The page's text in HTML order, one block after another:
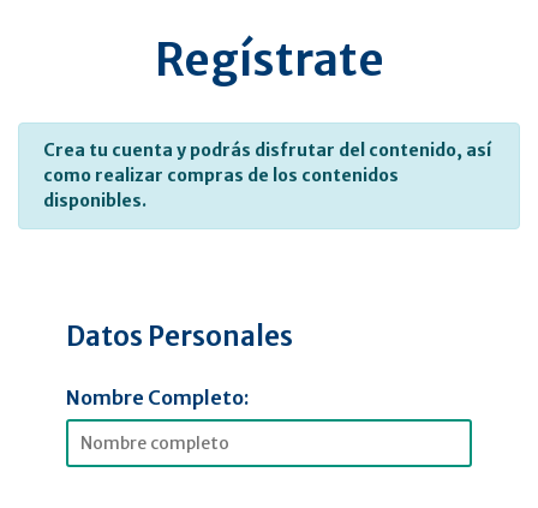
Regístrate
Crea tu cuenta y podrás disfrutar del contenido, así
como realizar compras de los contenidos
disponibles.
Datos Personales
Nombre Completo: